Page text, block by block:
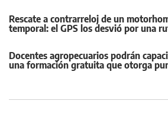
Rescate a contrarreloj de un
temporal: el GPS los desvió por una
Docentes agropecuarios podrán
una formación gratuita que otorga